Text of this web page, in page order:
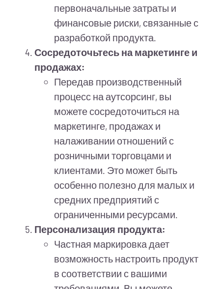
первоначальные затраты и
финансовые риски, связанные с
разработкой продукта.
Сосредоточьтесь на маркетинге и
продажах:
Передав производственный
процесс на аутсорсинг, вы
можете сосредоточиться на
маркетинге, продажах и
налаживании отношений с
розничными торговцами и
клиентами. Это может быть
особенно полезно для малых и
средних предприятий с
ограниченными ресурсами.
Персонализация продукта:
Частная маркировка дает
возможность настроить продукт
в соответствии с вашими